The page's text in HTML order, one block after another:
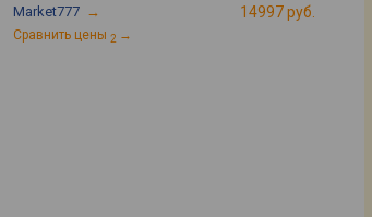
Market777 → 14997 руб.
Сравнить цены 2 →